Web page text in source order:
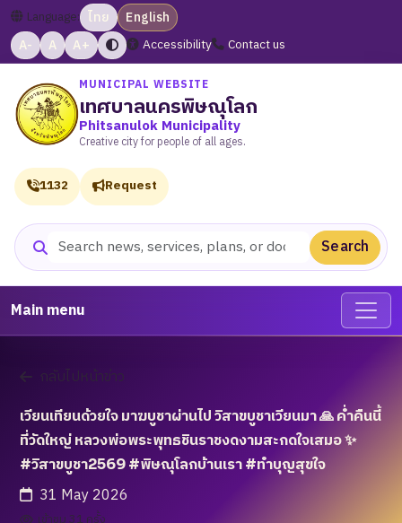
Language: ไทย
English
A-
A A+ Accessibility Contact us
MUNICIPAL WEBSITE
เทศบาลนครพิษณุโลก
Phitsanulok Municipality
Creative city for people of all ages.
Search website Search
1132 Request
Main menu
กลับไปหน้าข่าว
เวียนเทียนด้วยใจ มาฆบูชาผ่านไป วิสาขบูชาเวียนมา 🙏 ค่ำคืนนี้
ที่วัดใหญ่ หลวงพ่อพระพุทธชินราชงดงามสะกดใจเสมอ ✨
#วิสาขบูชา2569 #พิษณุโลกบ้านเรา #ทำบุญสุขใจ
31 May 2026